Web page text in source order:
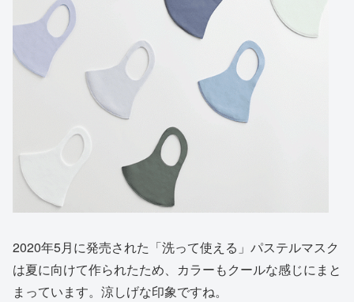
2020年5月に発売された「洗って使える」パステルマスク
は夏に向けて作られたため、カラーもクールな感じにまと
まっています。涼しげな印象ですね。